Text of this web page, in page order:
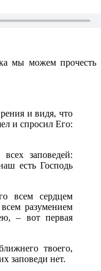
мы можем прочесть
и видя, что
и спросил Его:
заповедей:
есть Господь
всем сердцем
разумением
– вот первая
твоего,
заповеди нет.